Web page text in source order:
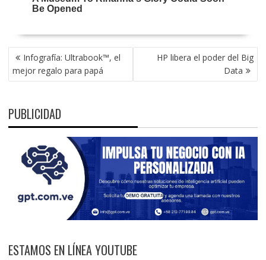
NAVEGACIÓN
DE
ENTRADAS
Infografía: Ultrabook™, el
mejor regalo para papá
HP libera el poder del Big
Data
PUBLICIDAD
ESTAMOS EN LÍNEA YOUTUBE